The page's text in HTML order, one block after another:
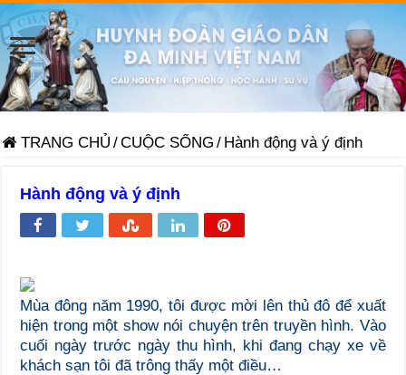
TRANG CHỦ /CUỘC SỐNG / Hành động và ý định
Hành động và ý định
Mùa đông năm 1990, tôi được mời lên thủ đô để xuất
hiện trong một show nói chuyện trên truyền hình. Vào
cuối ngày trước ngày thu hình, khi đang chạy xe về
khách sạn tôi đã trông thấy một điều…